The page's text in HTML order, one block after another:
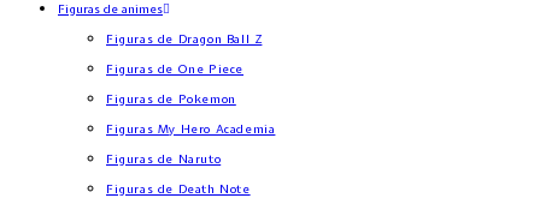
Figuras de animes
Figuras de Dragon Ball Z
Figuras de One Piece
Figuras de Pokemon
Figuras My Hero Academia
Figuras de Naruto
Figuras de Death Note